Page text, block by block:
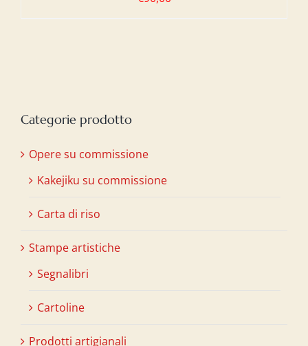
Categorie prodotto
Opere su commissione
Kakejiku su commissione
Carta di riso
Stampe artistiche
Segnalibri
Cartoline
Prodotti artigianali